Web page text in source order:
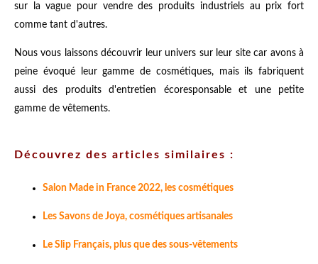
sur la vague pour vendre des produits industriels au prix fort
comme tant d'autres.
Nous vous laissons découvrir leur univers sur leur site car avons à
peine évoqué leur gamme de cosmétiques, mais ils fabriquent
aussi des produits d'entretien écoresponsable et une petite
gamme de vêtements.
Découvrez des articles similaires :
Salon Made in France 2022, les cosmétiques
Les Savons de Joya, cosmétiques artisanales
Le Slip Français, plus que des sous-vêtements